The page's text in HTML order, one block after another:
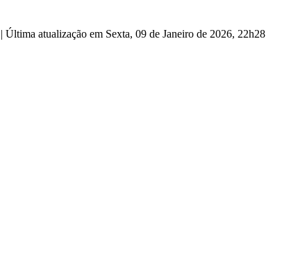
| Última atualização em Sexta, 09 de Janeiro de 2026, 22h28